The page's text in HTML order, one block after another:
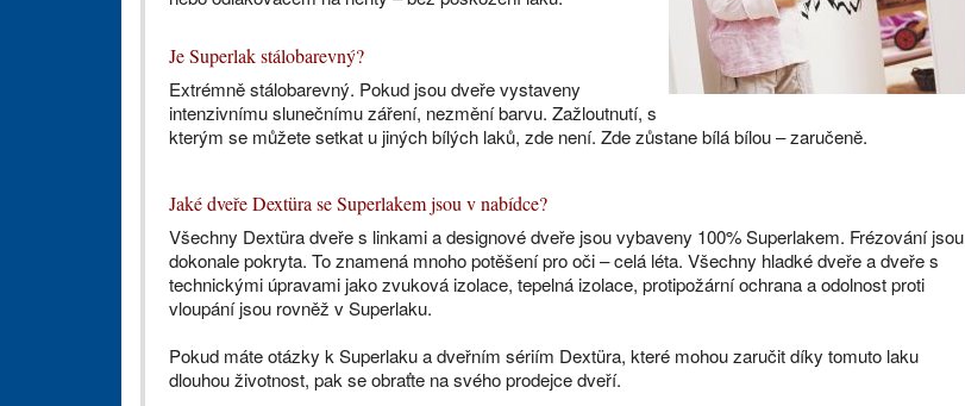
Je Superlak stálobarevný?
Extrémně stálobarevný. Pokud jsou dveře vystaveny
intenzivnímu slunečnímu záření, nezmění barvu. Zažloutnutí, s
kterým se můžete setkat u jiných bílých laků, zde není. Zde zůstane bílá bílou – zaručeně.
Jaké dveře Dextüra se Superlakem jsou v nabídce?
Všechny Dextüra dveře s linkami a designové dveře jsou vybaveny 100% Superlakem. Frézování jsou
dokonale pokryta. To znamená mnoho potěšení pro oči – celá léta. Všechny hladké dveře a dveře s
technickými úpravami jako zvuková izolace, tepelná izolace, protipožární ochrana a odolnost proti
vloupání jsou rovněž v Superlaku.
Pokud máte otázky k Superlaku a dveřním sériím Dextüra, které mohou zaručit díky tomuto laku
dlouhou životnost, pak se obraťte na svého prodejce dveří.